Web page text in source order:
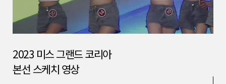
2023 미스 그랜드 코리아
본선 스케치 영상